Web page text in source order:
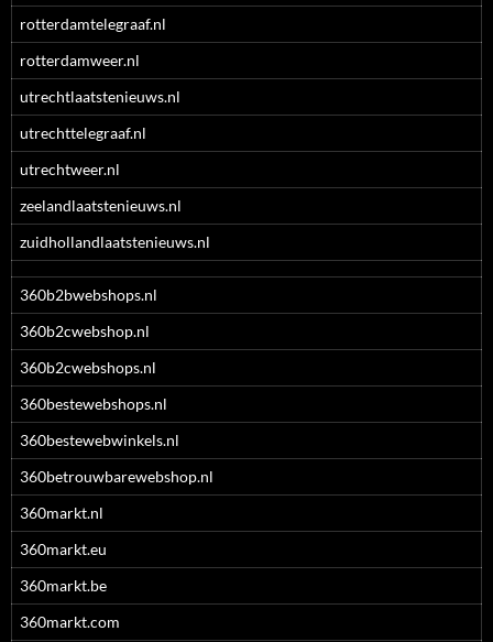
rotterdamtelegraaf.nl
rotterdamweer.nl
utrechtlaatstenieuws.nl
utrechttelegraaf.nl
utrechtweer.nl
zeelandlaatstenieuws.nl
zuidhollandlaatstenieuws.nl
360b2bwebshops.nl
360b2cwebshop.nl
360b2cwebshops.nl
360bestewebshops.nl
360bestewebwinkels.nl
360betrouwbarewebshop.nl
360markt.nl
360markt.eu
360markt.be
360markt.com